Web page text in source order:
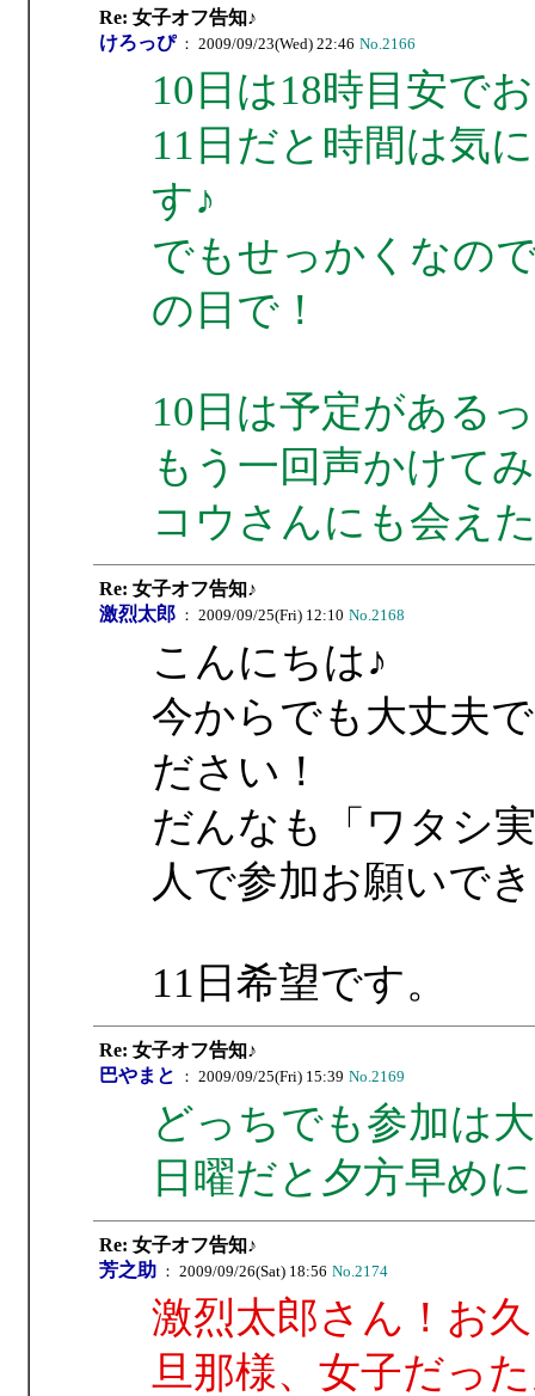
Re: 女子オフ告知♪
けろっぴ： 2009/09/23(Wed) 22:46 No.2166
10日は18時目安で
11日だと時間は気
す♪
でもせっかくなの
の日で！
10日は予定がある
もう一回声かけて
コウさんにも会え
Re: 女子オフ告知♪
激烈太郎： 2009/09/25(Fri) 12:10 No.2168
こんにちは♪
今からでも大丈夫
ださい！
だんなも「ワタシ
人で参加お願いで
11日希望です。
Re: 女子オフ告知♪
巴やまと ： 2009/09/25(Fri) 15:39 No.2169
どっちでも参加は
日曜だと夕方早め
Re: 女子オフ告知♪
芳之助 ： 2009/09/26(Sat) 18:56 No.2174
激烈太郎さん！お
旦那様、女子だっ